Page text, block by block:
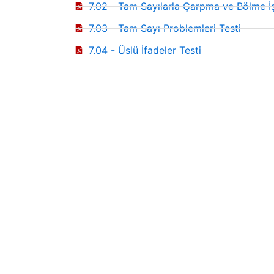
7.02 - Tam Sayılarla Çarpma ve Bölme
7.03 - Tam Sayı Problemleri Testi
7.04 - Üslü İfadeler Testi